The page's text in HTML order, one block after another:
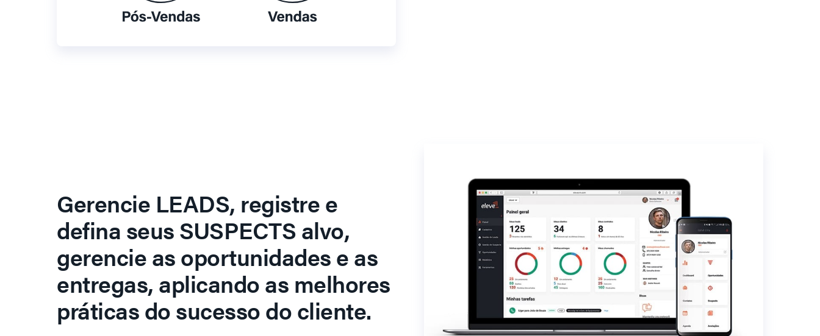
Gerencie LEADS, registre e
defina seus SUSPECTS alvo,
gerencie as oportunidades e as
entregas, aplicando as melhores
práticas do sucesso do cliente.